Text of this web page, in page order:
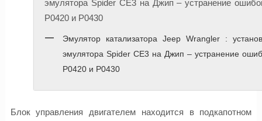
Эмулятор катализатора Jeep Wrangler :
эмулятора Spider CE3 на Джип – устранение
P0420 и P0430
Блок управления двигателем находится в подкапотном